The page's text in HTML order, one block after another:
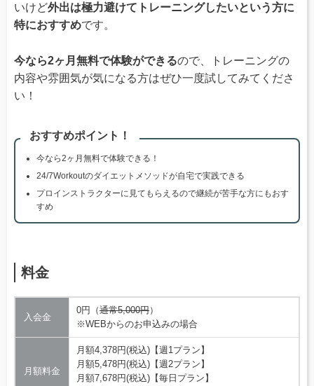
いけど外出は極力避けてトレーニングしたいという方に
特におすすめです。
今なら2ヶ月無料で体験ができるので、トレーニングの
内容や雰囲気が気になる方はぜひ一度試してみてくださ
い！
おすすめポイント！
今なら2ヶ月無料で体験できる！
24/7Workoutのダイエットメソッドが自宅で実践できる
プロインストラクターに見てもらえるので継続が苦手な方にもおす
すめ
料金
入会金
0円（通常5,000円）
※WEBからのお申込みの場合
月額料金
月額4,378円(税込)【週1プラン】
月額5,478円(税込)【週2プラン】
月額7,678円(税込)【毎日プラン】